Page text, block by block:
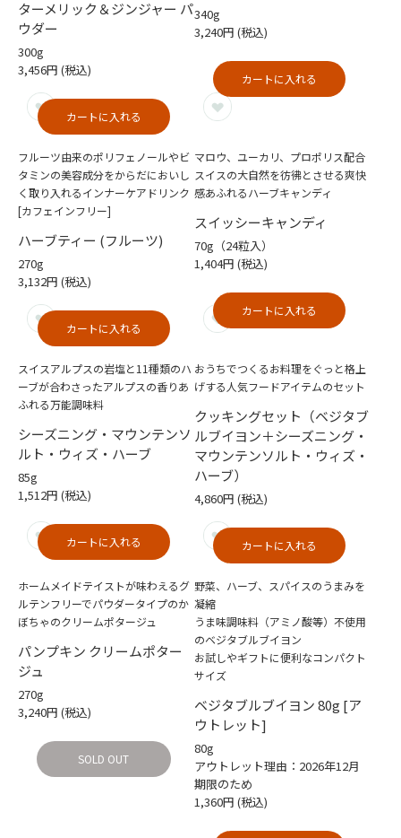
ターメリック＆ジンジャー パ
ウダー
300g
3,456円 (税込)
カートに入れる
340g
3,240円 (税込)
カートに入れる
フルーツ由来のポリフェノールやビ
タミンの美容成分をからだにおいし
く取り入れるインナーケアドリンク
[カフェインフリー]
ハーブティー (フルーツ)
270g
3,132円 (税込)
カートに入れる
マロウ、ユーカリ、プロポリス配合
スイスの大自然を彷彿とさせる爽快
感あふれるハーブキャンディ
スイッシーキャンディ
70g（24粒入）
1,404円 (税込)
カートに入れる
スイスアルプスの岩塩と11種類のハ
ーブが合わさったアルプスの香りあ
ふれる万能調味料
シーズニング・マウンテンソ
ルト・ウィズ・ハーブ
85g
1,512円 (税込)
カートに入れる
おうちでつくるお料理をぐっと格上
げする人気フードアイテムのセット
クッキングセット（ベジタブ
ルブイヨン＋シーズニング・
マウンテンソルト・ウィズ・
ハーブ）
4,860円 (税込)
カートに入れる
ホームメイドテイストが味わえるグ
ルテンフリーでパウダータイプのか
ぼちゃのクリームポタージュ
パンプキン クリームポター
ジュ
270g
3,240円 (税込)
SOLD OUT
野菜、ハーブ、スパイスのうまみを
凝縮
うま味調味料（アミノ酸等）不使用
のベジタブルブイヨン
お試しやギフトに便利なコンパクト
サイズ
ベジタブルブイヨン 80g [ア
ウトレット]
80g
アウトレット理由：2026年12月
期限のため
1,360円 (税込)